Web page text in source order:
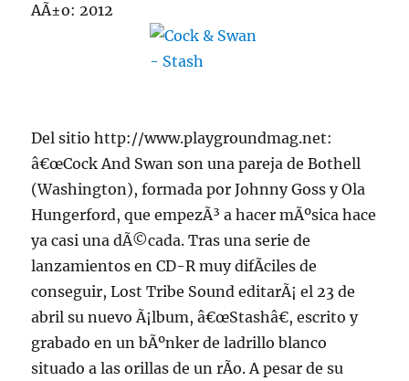
AÃ±o: 2012
Del sitio http://www.playgroundmag.net:
â€œCock And Swan son una pareja de Bothell
(Washington), formada por Johnny Goss y Ola
Hungerford, que empezÃ³ a hacer mÃºsica hace
ya casi una dÃ©cada. Tras una serie de
lanzamientos en CD-R muy difÃ­ciles de
conseguir, Lost Tribe Sound editarÃ¡ el 23 de
abril su nuevo Ã¡lbum, â€œStashâ€, escrito y
grabado en un bÃºnker de ladrillo blanco
situado a las orillas de un rÃ­o. A pesar de su